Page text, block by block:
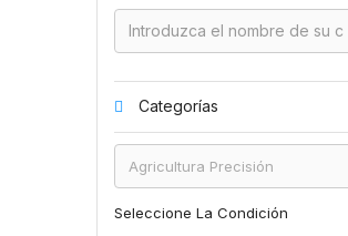
Categorías
Seleccione La Condición